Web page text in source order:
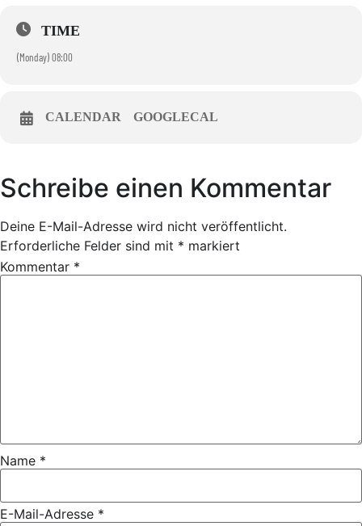
TIME
(Monday) 08:00
CALENDAR GOOGLECAL
Schreibe einen Kommentar
Deine E-Mail-Adresse wird nicht veröffentlicht.
Erforderliche Felder sind mit * markiert
Kommentar *
Name *
E-Mail-Adresse *